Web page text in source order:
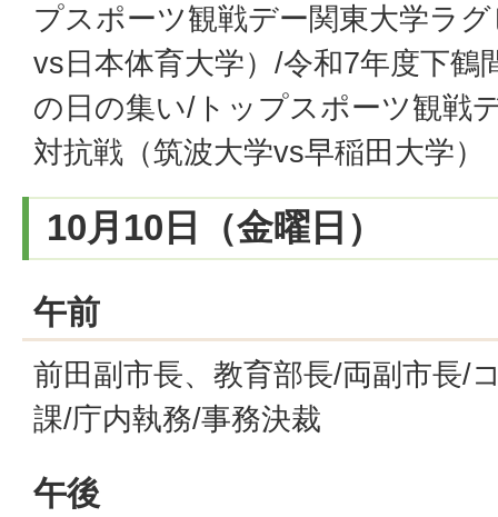
プスポーツ観戦デー関東大学ラ
vs日本体育大学）/令和7年度下
の日の集い/トップスポーツ観戦
対抗戦（筑波大学vs早稲田大学）
10月10日（金曜日）
午前
前田副市長、教育部長/両副市長/
課/庁内執務/事務決裁
午後